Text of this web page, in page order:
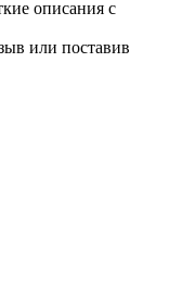
описания с
или поставив